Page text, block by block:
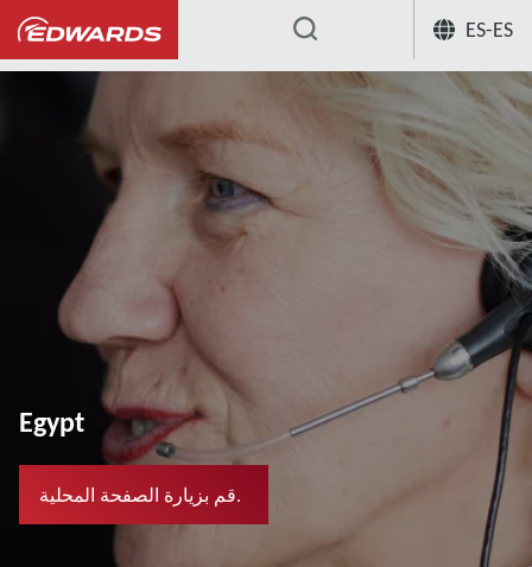
ES-ES
...
Egypt
قم بزيارة الصفحة المحلية.